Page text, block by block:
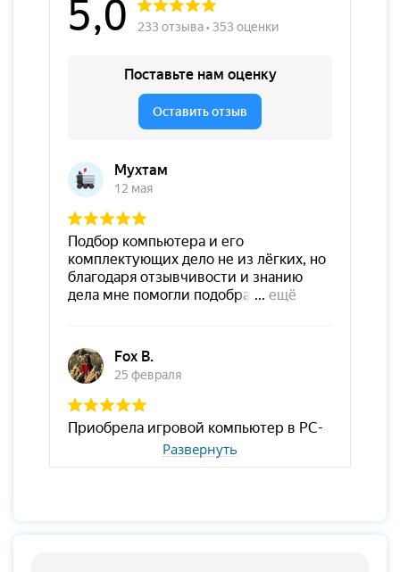
Развернуть